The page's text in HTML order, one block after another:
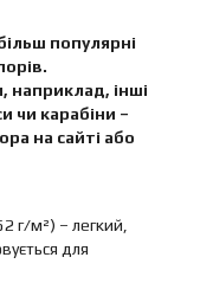
популярні
наприклад, інші
чи карабіни –
на сайті або
г/м²) – легкий,
для